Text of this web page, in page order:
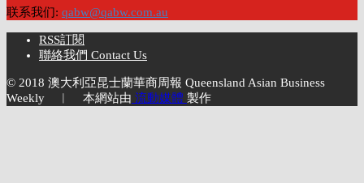
联系我们: qabw@qabw.com.au
RSS訂閱
聯絡我們 Contact Us
© 2018 澳大利亞昆士蘭華商周報 Queensland Asian Business
Weekly ︱ 本網站由 流動媒體 製作